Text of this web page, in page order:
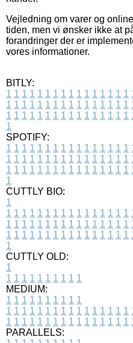
Vejledning om varer og
tiden, men vi ønsker ikke at
forandringer der er
vores informationer.
BITLY:
1 1 1 1 1 1 1 1 1 1 1 1 1 1 1 1
1 1 1 1 1 1 1 1 1 1 1 1 1 1 1 1
1 1 1 1 1 1 1 1 1 1 1 1 1 1 1 1
1
SPOTIFY:
1 1 1 1 1 1 1 1 1 1 1 1 1 1 1 1
1 1 1 1 1 1 1 1 1 1 1 1 1 1 1 1
1 1 1 1 1 1 1 1 1 1 1 1 1 1 1 1
1
CUTTLY BIO:
1
1 1 1 1 1 1 1 1 1 1 1 1 1 1 1 1
1 1 1 1 1 1 1 1 1 1 1 1 1 1 1 1
1 1 1 1 1 1 1 1 1 1 1 1 1 1 1 1
1
CUTTLY OLD:
1
1 1 1 1 1 1 1 1 1 1
MEDIUM:
1 1 1 1 1 1 1 1 1 1
1 1 1 1 1 1 1 1 1 1 1 1 1 1 1 1
1 1 1 1 1 1 1 1 1 1 1 1 1 1 1 1
PARALLELS: